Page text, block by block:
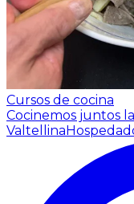
Cursos de cocina
Cocinemos juntos
Valtellina